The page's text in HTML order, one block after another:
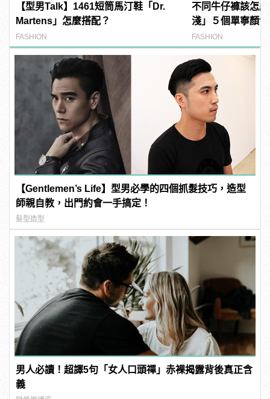
【型男Talk】1461短筒馬汀鞋「Dr.
Martens」怎麼搭配？
FASHION
不同牛仔褲該怎
淺」５個單寧顏
FASHION
【Gentlemen’s Life】型男必學的四個抓髮技巧，造型
師親自教，出門約會一手搞定！
髮型造型
男人必讀！超譯5句「女人口頭禪」赤裸揭露背後真正含
義